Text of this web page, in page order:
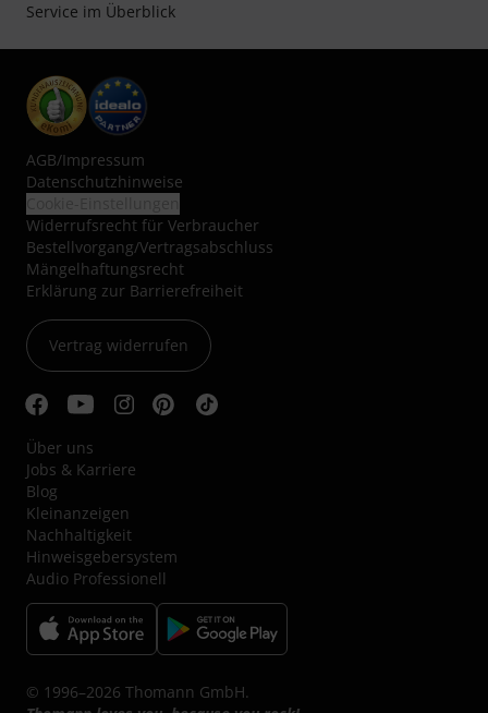
Service im Überblick
AGB/Impressum
Datenschutzhinweise
Widerrufsrecht für Verbraucher
Bestellvorgang/Vertragsabschluss
Mängelhaftungsrecht
Erklärung zur Barrierefreiheit
Vertrag widerrufen
Über uns
Jobs & Karriere
Blog
Kleinanzeigen
Nachhaltigkeit
Hinweisgebersystem
Audio Professionell
© 1996–2026 Thomann GmbH.